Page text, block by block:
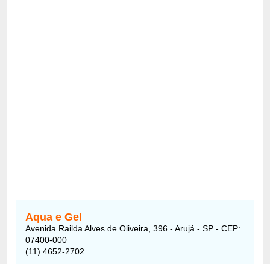
Aqua e Gel
Avenida Railda Alves de Oliveira, 396 - Arujá - SP - CEP:
07400-000
(11) 4652-2702